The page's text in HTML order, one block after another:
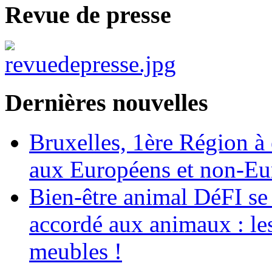
Revue de presse
Dernières nouvelles
Bruxelles, 1ère Région
aux Européens et non-
Bien-être animal DéFI
accordé aux animaux :
meubles !